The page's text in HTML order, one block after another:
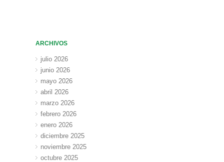
ARCHIVOS
julio 2026
junio 2026
mayo 2026
abril 2026
marzo 2026
febrero 2026
enero 2026
diciembre 2025
noviembre 2025
octubre 2025